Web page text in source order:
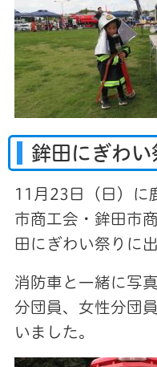
鉾田にぎわい
11月23日（日）に
市商工会・鉾田市
田にぎわい祭りに
消防車と一緒に写
分団員、女性分団
いました。